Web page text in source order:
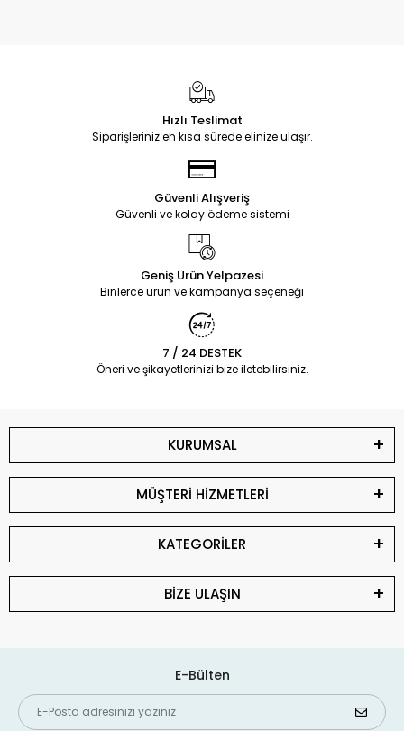
Hızlı Teslimat
Siparişleriniz en kısa sürede elinize ulaşır.
Güvenli Alışveriş
Güvenli ve kolay ödeme sistemi
Geniş Ürün Yelpazesi
Binlerce ürün ve kampanya seçeneği
7 / 24 DESTEK
Öneri ve şikayetlerinizi bize iletebilirsiniz.
KURUMSAL
MÜŞTERİ HİZMETLERİ
KATEGORİLER
BİZE ULAŞIN
E-Bülten